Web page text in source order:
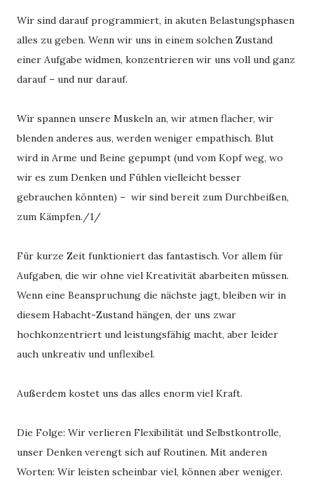
Wir sind darauf programmiert, in akuten Belastungsphasen
alles zu geben. Wenn wir uns in einem solchen Zustand
einer Aufgabe widmen, konzentrieren wir uns voll und ganz
darauf – und nur darauf.
Wir spannen unsere Muskeln an, wir atmen flacher, wir
blenden anderes aus, werden weniger empathisch. Blut
wird in Arme und Beine gepumpt (und vom Kopf weg, wo
wir es zum Denken und Fühlen vielleicht besser
gebrauchen könnten) – wir sind bereit zum Durchbeißen,
zum Kämpfen./1/
Für kurze Zeit funktioniert das fantastisch. Vor allem für
Aufgaben, die wir ohne viel Kreativität abarbeiten müssen.
Wenn eine Beanspruchung die nächste jagt, bleiben wir in
diesem Habacht-Zustand hängen, der uns zwar
hochkonzentriert und leistungsfähig macht, aber leider
auch unkreativ und unflexibel.
Außerdem kostet uns das alles enorm viel Kraft.
Die Folge: Wir verlieren Flexibilität und Selbstkontrolle,
unser Denken verengt sich auf Routinen. Mit anderen
Worten: Wir leisten scheinbar viel, können aber weniger.